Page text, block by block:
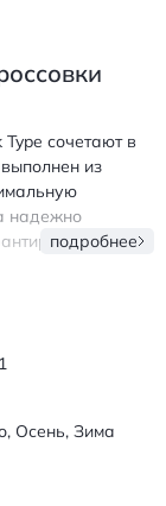
сочетают в
из
надежно
отличное
и практичным
для прогулок,
синего
и модный
Найк
подробнее
Осень, Зима